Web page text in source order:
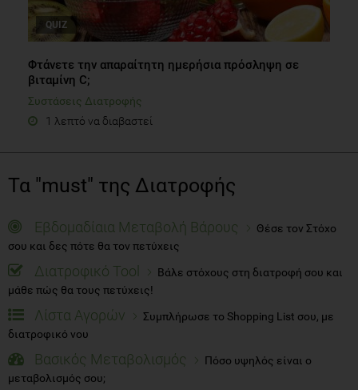
QUIZ
Φτάνετε την απαραίτητη ημερήσια πρόσληψη σε
βιταμίνη C;
Συστάσεις Διατροφής
1 λεπτό να διαβαστεί
Τα "must" της Διατροφής
Εβδομαδίαια Μεταβολή Βάρους
Θέσε τον Στόχο
σου και δες πότε θα τον πετύχεις
Διατροφικό Tool
Βάλε στόχους στη διατροφή σου και
μάθε πώς θα τους πετύχεις!
Λίστα Αγορών
Συμπλήρωσε το Shopping List σου, με
διατροφικό νου
Βασικός Μεταβολισμός
Πόσο υψηλός είναι ο
μεταβολισμός σου;